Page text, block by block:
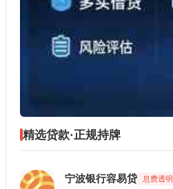
精选贷款·正规持牌
宁波银行容易贷 息费透明